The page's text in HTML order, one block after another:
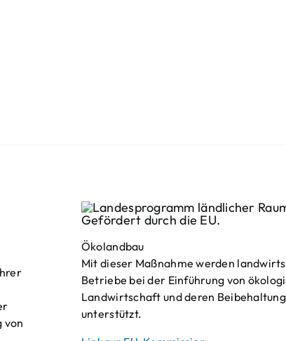
von
Ökolandbau
Mit dieser Maßnahme werden
Betriebe bei der Einführung von
Landwirtschaft und deren Beibehaltung
unterstützt.